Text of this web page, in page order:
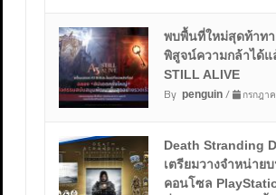
พบพื้นที่ใหม่สุดท้าทา
พิสูจน์ความกล้าได้
STILL ALIVE
By penguin/ กรกฎาค
Death Stranding
เตรียมวางจำหน่ายบ
คอนโซล